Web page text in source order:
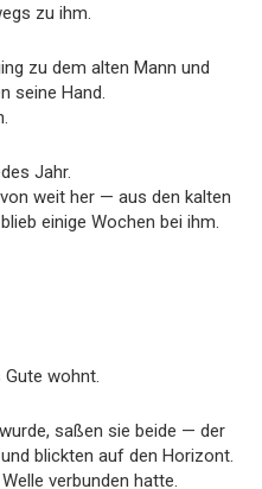
zu ihm.
zu dem alten Mann und
seine Hand.
Jahr.
weit her — aus den kalten
einige Wochen bei ihm.
wohnt.
saßen sie beide — der
blickten auf den Horizont.
verbunden hatte.